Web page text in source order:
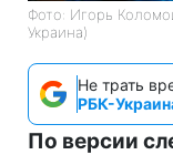
Фото: Игорь
Украина)
Не трать
РБК-
По версии